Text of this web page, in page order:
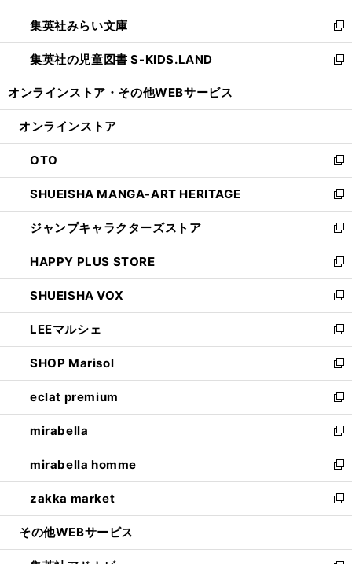
開
く
ウ
で
開
く
ン
ド
ウ
で
ウ
ィ
ン
ド
開
集英社みらい文庫
新
し
い
ン
ウ
で
開
く
集英社の児童図書 S-KIDS.LAND
新
ウ
ン
ド
ウ
で
開
く
オンラインストア・ その他WEBサービス
オンラインストア
OTO
新
し
い
ウ
ィ
ン
ド
ウ
で
開
く
SHUEISHA MANGA-ART HERITAGE
新
し
い
ウ
ィ
ン
ド
ウ
で
開
く
ジャンプキャラクターズストア
新
し
い
ウ
ィ
ン
ド
ウ
で
開
く
HAPPY PLUS STORE
新
し
い
ウ
ィ
ン
ド
ウ
で
開
く
SHUEISHA VOX
新
し
い
ウ
ィ
ン
ド
ウ
で
開
く
LEEマルシェ
新
し
い
ウ
ィ
ン
ド
ウ
で
開
く
SHOP Marisol
新
し
い
ウ
ィ
ン
ド
ウ
で
開
eclat premium
新
し
い
ウ
ィ
ン
ド
ウ
開
mirabella
新
し
い
ウ
ィ
ン
ウ
mirabella homme
新
し
い
ウ
ン
zakka market
新
し
ウ
その他WEBサービス